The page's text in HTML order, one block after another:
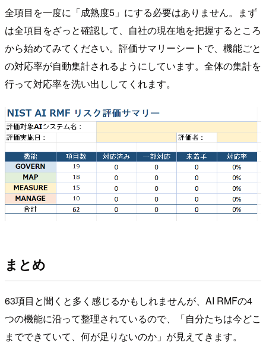
全項目を一度に「成熟度5」にする必要はありません。まず
は全項目をざっと確認して、自社の現在地を把握するところ
から始めてみてください。評価サマリーシートで、機能ごと
の対応率が自動集計されるようにしています。全体の集計を
行って対応率を洗い出ししてくれます。
まとめ
63項目と聞くと多く感じるかもしれませんが、AI RMFの4
つの機能に沿って整理されているので、「自分たちは今どこ
までできていて、何が足りないのか」が見えてきます。